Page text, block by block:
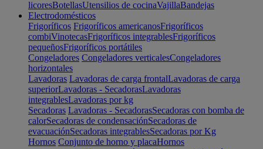
licoresBotellasUtensilios de cocinaVajillaBandejas
Electrodomésticos
Frigoríficos Frigoríficos americanosFrigoríficos
combiVinotecasFrigoríficos integrablesFrigoríficos
pequeñosFrigoríficos portátiles
Congeladores Congeladores verticalesCongeladores
horizontales
Lavadoras Lavadoras de carga frontalLavadoras de carga
superiorLavadoras - SecadorasLavadoras
integrablesLavadoras por kg
Secadoras Lavadoras - SecadorasSecadoras con bomba de
calorSecadoras de condensaciónSecadoras de
evacuaciónSecadoras integrablesSecadoras por Kg
Hornos Conjunto de horno y placaHornos